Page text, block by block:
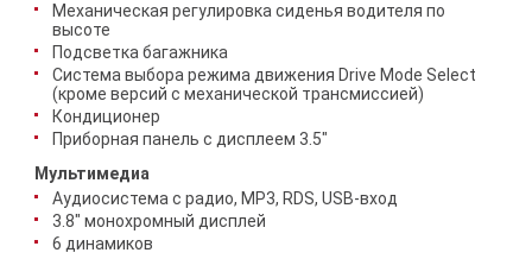
Механическая регулировка сиденья водителя по
высоте
Подсветка багажника
Система выбора режима движения Drive Mode Select
(кроме версий с механической трансмиссией)
Кондиционер
Приборная панель с дисплеем 3.5"
Мультимедиа
Аудиосистема с радио, MP3, RDS, USB-вход
3.8" монохромный дисплей
6 динамиков